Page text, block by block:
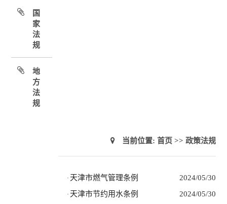
国
家
法
规
地
方
法
规
当前位置: 首页 >> 政策法规
· 天津市燃气管理条例 2024/05/30
· 天津市节约用水条例 2024/05/30